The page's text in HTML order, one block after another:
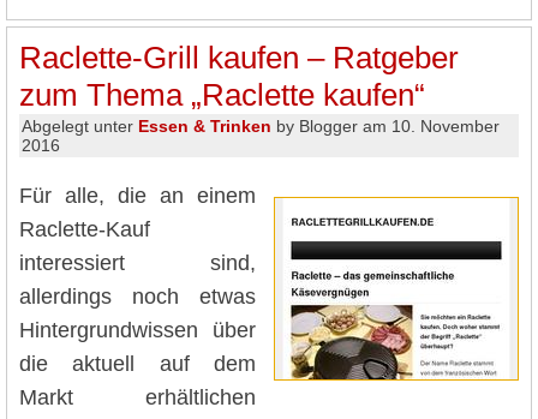
Raclette-Grill kaufen – Ratgeber
zum Thema „Raclette kaufen“
Abgelegt unter Essen & Trinken by Blogger am 10. November
2016
Für alle, die an einem
Raclette-Kauf
interessiert sind,
allerdings noch etwas
Hintergrundwissen über
die aktuell auf dem
Markt erhältlichen